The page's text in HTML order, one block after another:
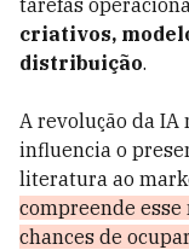
tarefas
criativos,
distribuição.
A revolução da IA
influencia o
literatura ao
compreende
chances de